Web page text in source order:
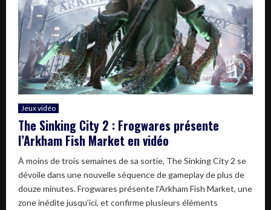
Jeux vidéo
The Sinking City 2 : Frogwares présente
l’Arkham Fish Market en vidéo
À moins de trois semaines de sa sortie, The Sinking City 2 se
dévoile dans une nouvelle séquence de gameplay de plus de
douze minutes. Frogwares présente l’Arkham Fish Market, une
zone inédite jusqu’ici, et confirme plusieurs éléments